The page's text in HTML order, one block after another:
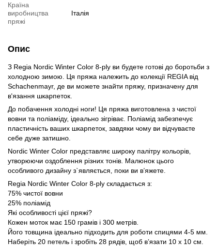
Країна
виробництва
пряжі
Італія
Опис
З Regia Nordic Winter Color 8-ply ви будете готові до боротьби з
холодною зимою. Ця пряжа належить до колекції REGIA від
Schachenmayr, де ви можете знайти пряжу, призначену для
в'язання шкарпеток.
До побачення холодні ноги! Ця пряжа виготовлена з чистої
вовни та поліаміду, ідеально зігріває. Поліамід забезпечує
пластичність ваших шкарпеток, завдяки чому ви відчуваєте
себе дуже затишно.
Nordic Winter Color представляє широку палітру кольорів,
утворюючи оздоблення різних тонів. Малюнок цього
особливого дизайну з`являється, поки ви в’яжете.
Regia Nordic Winter Color 8-ply складається з:
75% чистої вовни
25% поліамід
Які особливості цієї пряжі?
Кожен моток має 150 грамів і 300 метрів.
Його товщина ідеально підходить для роботи спицями 4-5 мм.
Наберіть 20 петель і зробіть 28 рядів, щоб в’язати 10 х 10 см.